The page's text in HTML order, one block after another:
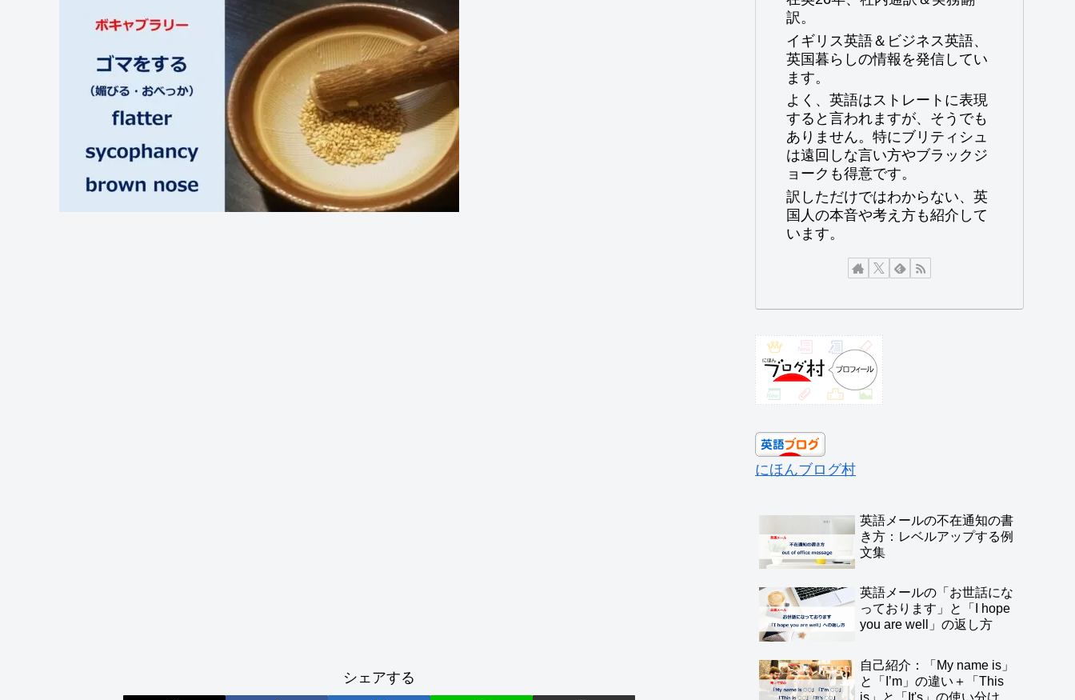
シェアする
訳。
イギリス英語＆ビジネス英語、
英国暮らしの情報を発信してい
ます。
よく、英語はストレートに表現
すると言われますが、そうでも
ありません。特にブリティシュ
は遠回しな言い方やブラックジ
ョークも得意です。
訳しただけではわからない、英
国人の本音や考え方も紹介して
います。
にほんブログ村
英語メールの不在通知の書
き方：レベルアップする例
文集
英語メールの「お世話にな
っております」と「I hope
you are well」の返し方
自己紹介：「My name is」
と「I’m」の違い＋「This